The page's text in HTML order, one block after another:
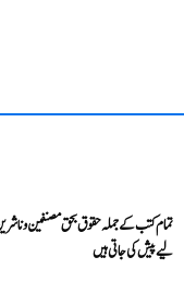
تمام کتب کے جملہ حقوق بحق مصنفین و
لیے پیش کی جاتی ہیں